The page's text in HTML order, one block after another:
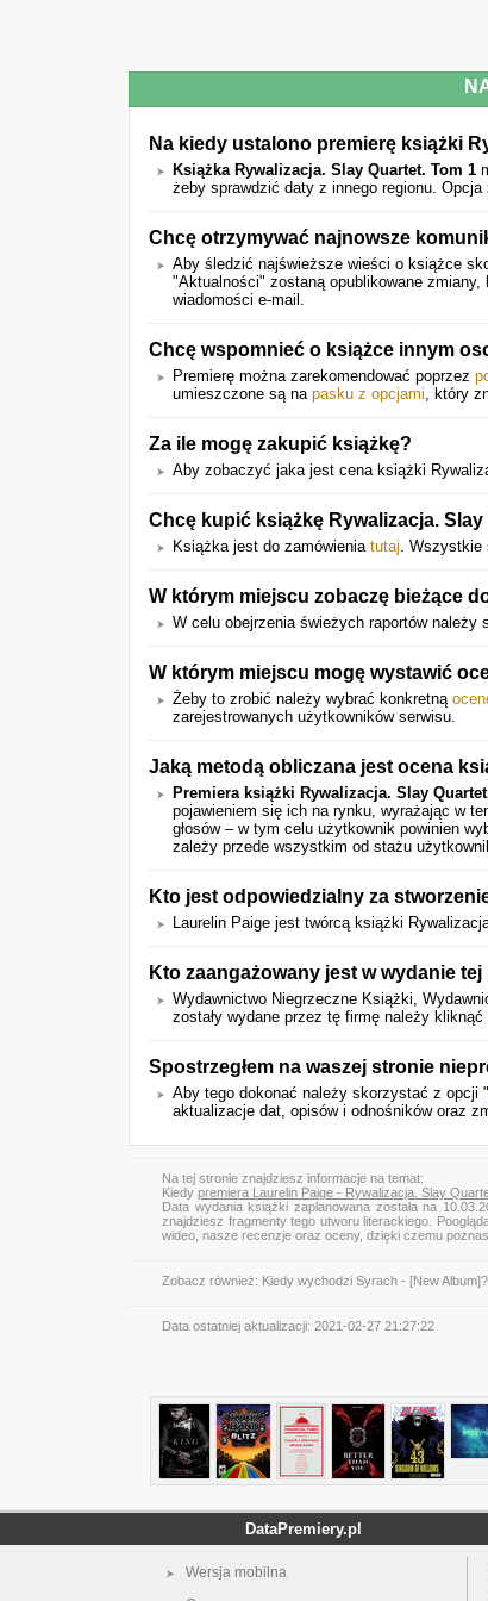
Na kiedy ustalono premierę książki
Książka Rywalizacja. Slay Quartet. Tom 1
żeby sprawdzić daty z innego regionu.
Chcę otrzymywać najnowsze
Aby śledzić najświeższe wieści o książce
"Aktualności" zostaną opublikowane zmiany,
wiadomości e-mail.
Chcę wspomnieć o książce innym
Premierę można zarekomendować poprzez
umieszczone są na pasku z opcjami, który
Za ile mogę zakupić książkę?
Aby zobaczyć jaka jest cena książki
Chcę kupić książkę Rywalizacja.
Książka jest do zamówienia tutaj. Wszystkie
W którym miejscu zobaczę bieżące
W celu obejrzenia świeżych raportów należy
W którym miejscu mogę wystawić
Żeby to zrobić należy wybrać konkretną
zarejestrowanych użytkowników serwisu.
Jaką metodą obliczana jest ocena
Premiera książki Rywalizacja. Slay
pojawieniem się ich na rynku, wyrażając w
głosów – w tym celu użytkownik powinien
zależy przede wszystkim od stażu
Kto jest odpowiedzialny za
Laurelin Paige jest twórcą książki
Kto zaangażowany jest w wydanie tej
Wydawnictwo Niegrzeczne Książki,
zostały wydane przez tę firmę należy kliknąć
Spostrzegłem na waszej stronie
Aby tego dokonać należy skorzystać z opcji "
aktualizacje dat, opisów i odnośników oraz
Na tej stronie znajdziesz informacje na temat:
Kiedy premiera Laurelin Paige - Rywalizacja. Slay
Data wydania książki zaplanowana została na
znajdziesz fragmenty tego utworu literackiego.
wideo, nasze recenzje oraz oceny, dzięki czemu
Zobacz również: Kiedy wychodzi Syrach - [New Album]?
Data ostatniej aktualizacji: 2021-02-27 21:27:22
DataPremiery.pl
Wersja mobilna